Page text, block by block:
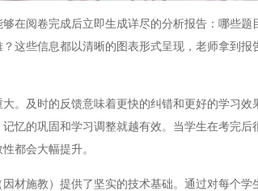
阅卷完成后立即生成详尽的分析报告：哪些题
这些信息都以清晰的图表形式呈现，老师拿到
及时的反馈意味着更快的纠错和更好的学习效
的巩固和学习调整就越有效。当学生在考完后
都会大幅提升。
施教）提供了坚实的技术基础。通过对每个学